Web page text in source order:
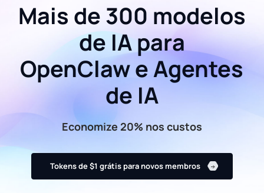
Mais de 300 modelos
de IA para
OpenClaw e Agentes
de IA
Economize 20% nos custos
Tokens de $1 grátis para novos membros